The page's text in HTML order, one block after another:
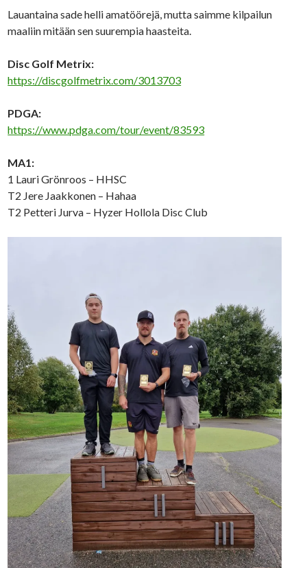
Lauantaina sade helli amatöörejä, mutta saimme kilpailun
maaliin mitään sen suurempia haasteita.
Disc Golf Metrix:
https://discgolfmetrix.com/3013703
PDGA:
https://www.pdga.com/tour/event/83593
MA1:
1 Lauri Grönroos – HHSC
T2 Jere Jaakkonen – Hahaa
T2 Petteri Jurva – Hyzer Hollola Disc Club